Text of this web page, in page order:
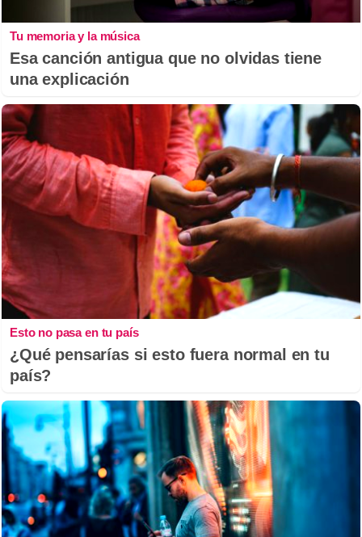
Tu memoria y la música
Esa canción antigua que no olvidas tiene
una explicación
Esto no pasa en tu país
¿Qué pensarías si esto fuera normal en tu
país?